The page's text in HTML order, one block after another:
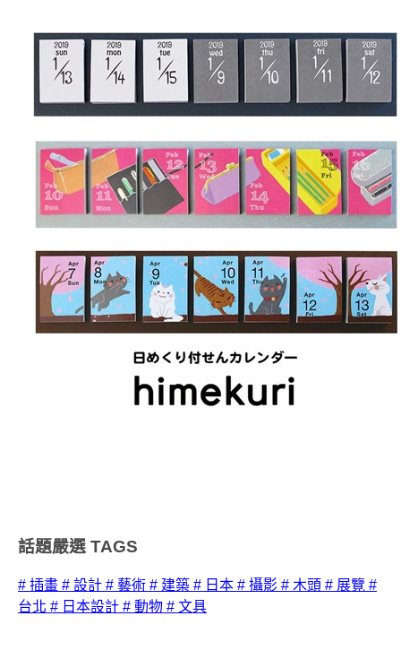
話題嚴選 TAGS
# 插畫 # 設計 # 藝術 # 建築 # 日本 # 攝影 # 木頭 # 展覽 #
台北 # 日本設計 # 動物 # 文具